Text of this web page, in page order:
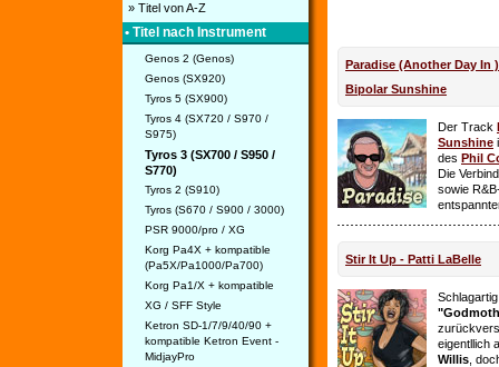
» Titel von A-Z
• Titel nach Instrument
Genos 2 (Genos)
Genos (SX920)
Tyros 5 (SX900)
Tyros 4 (SX720 / S970 /
S975)
Tyros 3 (SX700 / S950 /
S770)
Tyros 2 (S910)
Tyros (S670 / S900 / 3000)
PSR 9000/pro / XG
Korg Pa4X + kompatible
(Pa5X/Pa1000/Pa700)
Korg Pa1/X + kompatible
XG / SFF Style
Ketron SD-1/7/9/40/90 +
kompatible Ketron Event -
MidjayPro
Paradise (Another Day In
Bipolar Sunshine
Der Track
Sunshine
des Phil
Die
sowie
Stir It Up - Patti LaBelle
eigentllich
Willis ,